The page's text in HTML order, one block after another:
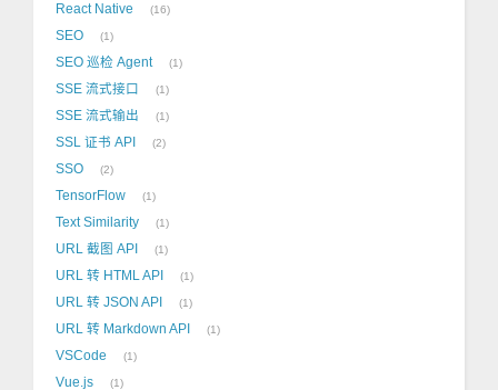
React Native 16
SEO 1
SEO 巡检 Agent 1
SSE 流式接口 1
SSE 流式输出 1
SSL 证书 API 2
SSO 2
TensorFlow 1
Text Similarity 1
URL 截图 API 1
URL 转 HTML API 1
URL 转 JSON API 1
URL 转 Markdown API 1
VSCode 1
Vue.js 1